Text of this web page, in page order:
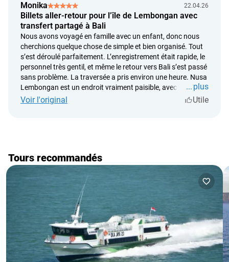
la modification de la réservation à l’initiative du client est
possible si la demande est effectuée au moins 12 heures
avant le départ.
une modification à l’initiative du client n’est possible
qu’une seule fois. Une nouvelle modification n’est pas
possible
Monika 22.04.26
Billets aller-retour pour l’île de Lembongan avec
transfert partagé à Bali
Nous avons voyagé en famille avec un enfant, donc nous
cherchions quelque chose de simple et bien organisé. Tout
s’est déroulé parfaitement. L’enregistrement était rapide, le
personnel très gentil, et même le retour vers Bali s’est passé
sans problème. La traversée a pris environ une heure. Nusa
Lembongan est un endroit vraiment paisible, avec moins de
monde et une ambiance beaucoup plus relaxante que Bali.
plus
Voir l'original
Utile
Tours recommandés